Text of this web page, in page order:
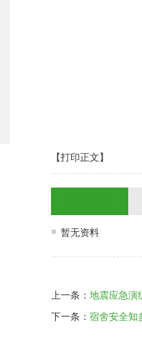
【打印正文】
暂无资料
上一条： 地震应急演
下一条： 宿舍安全知